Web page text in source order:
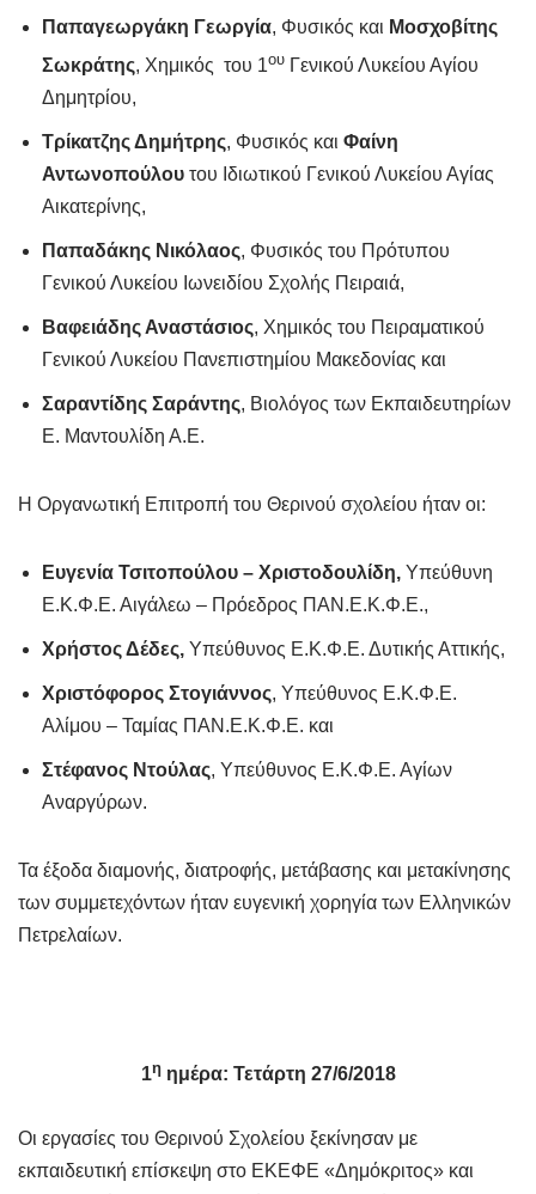
Παπαγεωργάκη Γεωργία, Φυσικός και Μοσχοβίτης
Σωκράτης, Χημικός του 1oυ Γενικού Λυκείου Αγίου
Δημητρίου,
Τρίκατζης Δημήτρης, Φυσικός και Φαίνη
Αντωνοπούλου του Ιδιωτικού Γενικού Λυκείου Αγίας
Αικατερίνης,
Παπαδάκης Νικόλαος, Φυσικός του Πρότυπου
Γενικού Λυκείου Ιωνειδίου Σχολής Πειραιά,
Βαφειάδης Αναστάσιος, Χημικός του Πειραματικού
Γενικού Λυκείου Πανεπιστημίου Μακεδονίας και
Σαραντίδης Σαράντης, Βιολόγος των Εκπαιδευτηρίων
Ε. Μαντουλίδη Α.Ε.
Η Οργανωτική Επιτροπή του Θερινού σχολείου ήταν οι:
Ευγενία Τσιτοπούλου – Χριστοδουλίδη, Υπεύθυνη
Ε.Κ.Φ.Ε. Αιγάλεω – Πρόεδρος ΠΑΝ.Ε.Κ.Φ.Ε.,
Χρήστος Δέδες, Υπεύθυνος Ε.Κ.Φ.Ε. Δυτικής Αττικής,
Χριστόφορος Στογιάννος, Υπεύθυνος Ε.Κ.Φ.Ε.
Αλίμου – Ταμίας ΠΑΝ.Ε.Κ.Φ.Ε. και
Στέφανος Ντούλας, Υπεύθυνος Ε.Κ.Φ.Ε. Αγίων
Αναργύρων.
Τα έξοδα διαμονής, διατροφής, μετάβασης και μετακίνησης
των συμμετεχόντων ήταν ευγενική χορηγία των Ελληνικών
Πετρελαίων.
1ηημέρα: Τετάρτη 27/6/2018
Οι εργασίες του Θερινού Σχολείου ξεκίνησαν με
εκπαιδευτική επίσκεψη στο ΕΚΕΦΕ «Δημόκριτος» και